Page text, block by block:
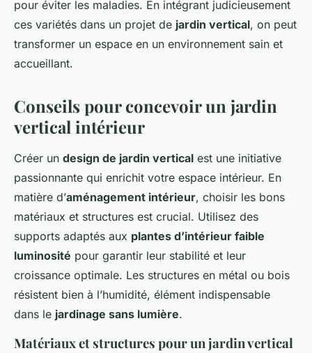
pour éviter les maladies. En intégrant judicieusement
ces variétés dans un projet de jardin vertical, on peut
transformer un espace en un environnement sain et
accueillant.
Conseils pour concevoir un jardin
vertical intérieur
Créer un design de jardin vertical est une initiative
passionnante qui enrichit votre espace intérieur. En
matière d’aménagement intérieur, choisir les bons
matériaux et structures est crucial. Utilisez des
supports adaptés aux plantes d’intérieur faible
luminosité pour garantir leur stabilité et leur
croissance optimale. Les structures en métal ou bois
résistent bien à l’humidité, élément indispensable
dans le jardinage sans lumière.
Matériaux et structures pour un jardin vertical